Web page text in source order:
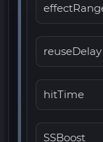
reuseDelay
hitTime
SSBoost